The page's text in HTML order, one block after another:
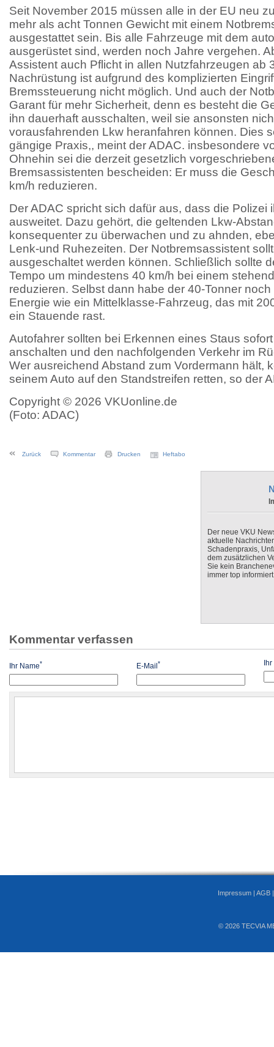
Seit November 2015 müssen alle in der EU neu
mehr als acht Tonnen Gewicht mit einem
ausgestattet sein. Bis alle Fahrzeuge mit dem
ausgerüstet sind, werden noch Jahre vergehen.
Assistent auch Pflicht in allen Nutzfahrzeugen ab
Nachrüstung ist aufgrund des komplizierten
Bremssteuerung nicht möglich. Und auch der
Garant für mehr Sicherheit, denn es besteht die
ihn dauerhaft ausschalten, weil sie ansonsten
vorausfahrenden Lkw heranfahren können. Dies
gängige Praxis,, meint der ADAC. insbesondere
Ohnehin sei die derzeit gesetzlich
Bremsassistenten bescheiden: Er muss die
km/h reduzieren.
Der ADAC spricht sich dafür aus, dass die Polizei
ausweitet. Dazu gehört, die geltenden Lkw-
konsequenter zu überwachen und zu ahnden,
Lenk-und Ruhezeiten. Der Notbremsassistent
ausgeschaltet werden können. Schließlich sollte
Tempo um mindestens 40 km/h bei einem
reduzieren. Selbst dann habe der 40-Tonner
Energie wie ein Mittelklasse-Fahrzeug, das mit
ein Stauende rast.
Autofahrer sollten bei Erkennen eines Staus
anschalten und den nachfolgenden Verkehr im
Wer ausreichend Abstand zum Vordermann hält,
seinem Auto auf den Standstreifen retten, so der
Copyright © 2026 VKUonline.de
(Foto: ADAC)
Zurück Kommentar Drucken Heftabo
Der neue VKU
aktuelle
Schadenpraxis,
dem zusätzlichen
Sie kein
immer top
Kommentar verfassen
Ihr Name* E-Mail* Ihr
Impressum | AGB
© 2026 TECVIA